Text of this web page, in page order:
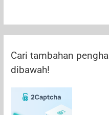
Cari tambahan
dibawah!